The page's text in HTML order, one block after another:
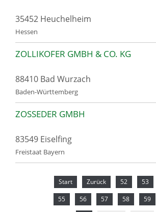
35452 Heuchelheim
Hessen
ZOLLIKOFER GMBH & CO. KG
88410 Bad Wurzach
Baden-Württemberg
ZOSSEDER GMBH
83549 Eiselfing
Freistaat Bayern
Start Zurück 52 53
55 56 57 58 59